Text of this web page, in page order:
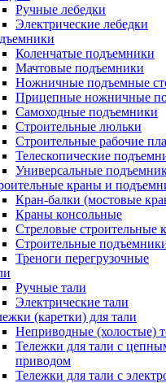
Ручные лебедки
Электрические лебедки
Коленчатые подъемники
Мачтовые подъемники
Ножничные подъемные
Прицепные ножничные
Самоходные подъемники
Строительные люльки
Строительные рабочие
Телескопические
Универсальные
краны и
Кран-балки (мостовые
Краны консольные
Стреловые строительные
Строительные
Треноги перегрузочные
Ручные тали
Электрические тали
(каретки) для тали
Неприводные (холостые)
Тележки для тали с
приводом
Тележки для тали с